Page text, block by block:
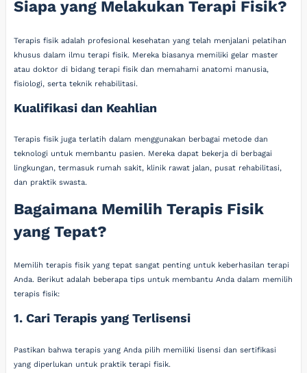
Siapa yang Melakukan Terapi Fisik?
Terapis fisik adalah profesional kesehatan yang telah menjalani pelatihan
khusus dalam ilmu terapi fisik. Mereka biasanya memiliki gelar master
atau doktor di bidang terapi fisik dan memahami anatomi manusia,
fisiologi, serta teknik rehabilitasi.
Kualifikasi dan Keahlian
Terapis fisik juga terlatih dalam menggunakan berbagai metode dan
teknologi untuk membantu pasien. Mereka dapat bekerja di berbagai
lingkungan, termasuk rumah sakit, klinik rawat jalan, pusat rehabilitasi,
dan praktik swasta.
Bagaimana Memilih Terapis Fisik
yang Tepat?
Memilih terapis fisik yang tepat sangat penting untuk keberhasilan terapi
Anda. Berikut adalah beberapa tips untuk membantu Anda dalam memilih
terapis fisik:
1. Cari Terapis yang Terlisensi
Pastikan bahwa terapis yang Anda pilih memiliki lisensi dan sertifikasi
yang diperlukan untuk praktik terapi fisik.